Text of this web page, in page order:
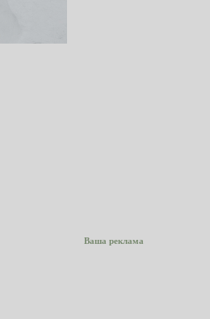
Ваша реклама